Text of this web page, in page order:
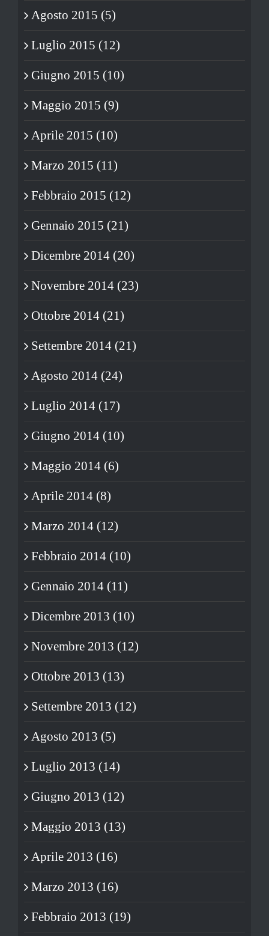
Agosto 2015 (5)
Luglio 2015 (12)
Giugno 2015 (10)
Maggio 2015 (9)
Aprile 2015 (10)
Marzo 2015 (11)
Febbraio 2015 (12)
Gennaio 2015 (21)
Dicembre 2014 (20)
Novembre 2014 (23)
Ottobre 2014 (21)
Settembre 2014 (21)
Agosto 2014 (24)
Luglio 2014 (17)
Giugno 2014 (10)
Maggio 2014 (6)
Aprile 2014 (8)
Marzo 2014 (12)
Febbraio 2014 (10)
Gennaio 2014 (11)
Dicembre 2013 (10)
Novembre 2013 (12)
Ottobre 2013 (13)
Settembre 2013 (12)
Agosto 2013 (5)
Luglio 2013 (14)
Giugno 2013 (12)
Maggio 2013 (13)
Aprile 2013 (16)
Marzo 2013 (16)
Febbraio 2013 (19)